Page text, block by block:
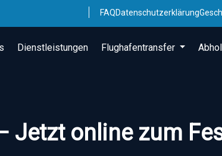
FAQDatenschutzerklärung
Dienstleistungen Flughafentransfer
Jetzt online zum